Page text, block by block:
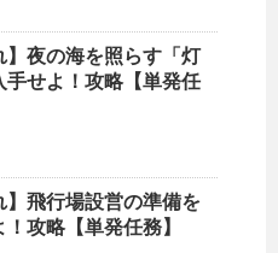
】夜の海を照らす「灯
手せよ！攻略【単発任
】飛行場設営の準備を
攻略【単発任務】